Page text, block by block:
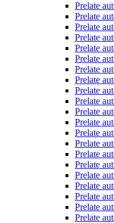
Prelate
Prelate
Prelate
Prelate
Prelate
Prelate
Prelate
Prelate
Prelate
Prelate
Prelate
Prelate
Prelate
Prelate
Prelate
Prelate
Prelate
Prelate
Prelate
Prelate
Prelate